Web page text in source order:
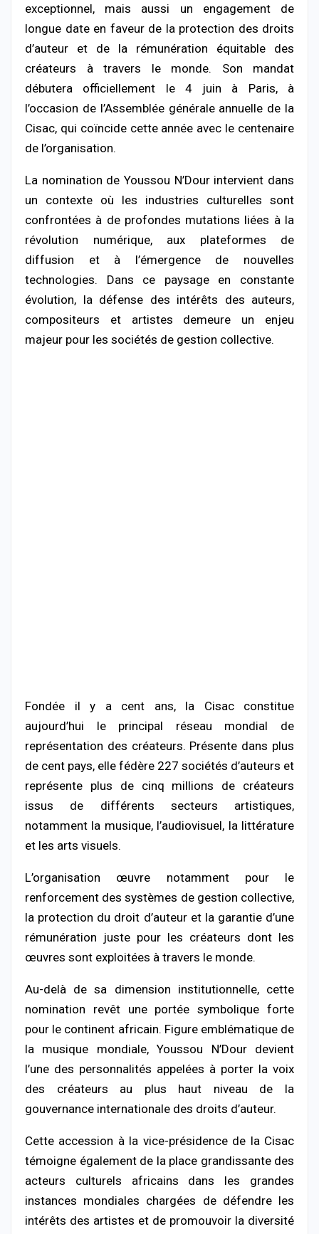
exceptionnel, mais aussi un engagement de
longue date en faveur de la protection des droits
d’auteur et de la rémunération équitable des
créateurs à travers le monde. Son mandat
débutera officiellement le 4 juin à Paris, à
l’occasion de l’Assemblée générale annuelle de la
Cisac, qui coïncide cette année avec le centenaire
de l’organisation.
La nomination de Youssou N’Dour intervient dans
un contexte où les industries culturelles sont
confrontées à de profondes mutations liées à la
révolution numérique, aux plateformes de
diffusion et à l’émergence de nouvelles
technologies. Dans ce paysage en constante
évolution, la défense des intérêts des auteurs,
compositeurs et artistes demeure un enjeu
majeur pour les sociétés de gestion collective.
Fondée il y a cent ans, la Cisac constitue
aujourd’hui le principal réseau mondial de
représentation des créateurs. Présente dans plus
de cent pays, elle fédère 227 sociétés d’auteurs et
représente plus de cinq millions de créateurs
issus de différents secteurs artistiques,
notamment la musique, l’audiovisuel, la littérature
et les arts visuels.
L’organisation œuvre notamment pour le
renforcement des systèmes de gestion collective,
la protection du droit d’auteur et la garantie d’une
rémunération juste pour les créateurs dont les
œuvres sont exploitées à travers le monde.
Au-delà de sa dimension institutionnelle, cette
nomination revêt une portée symbolique forte
pour le continent africain. Figure emblématique de
la musique mondiale, Youssou N’Dour devient
l’une des personnalités appelées à porter la voix
des créateurs au plus haut niveau de la
gouvernance internationale des droits d’auteur.
Cette accession à la vice-présidence de la Cisac
témoigne également de la place grandissante des
acteurs culturels africains dans les grandes
instances mondiales chargées de défendre les
intérêts des artistes et de promouvoir la diversité